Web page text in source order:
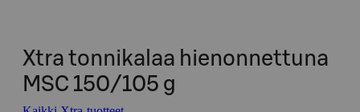
Xtra tonnikalaa hienonnettuna
MSC 150/105 g